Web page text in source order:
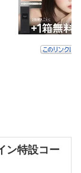
ン特設コー